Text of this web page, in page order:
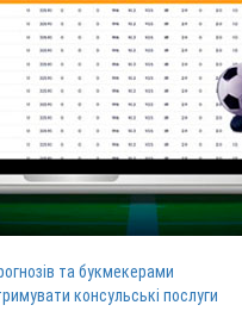
та букмекерами
консульські послуги